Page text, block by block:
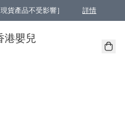
貨產品不受影響］ 詳情
優惠產品 & 品牌指定價除外)
港嬰兒